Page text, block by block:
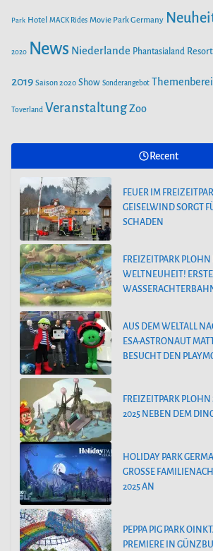
Park Hotel MACK Rides Movie Park Germany
2020 News Niederlande Phantasialand Resort
2019 Saison 2020 Show Sonderangebot
Toverland VeranstaltungZoo
Recent
FEUER IM
GEISELWIND SORGT
SCHADEN
FREIZEITPARK PLOHN
WELTNEUHEIT!
AUS DEM WELTALL
ESA-ASTRONAUT
BESUCHT DEN
FREIZEITPARK PLOHN
2025 NEBEN DEM
HOLIDAY PARK
GROSSE
025 AN
PEPPA PIG PARK
PREMIERE IN